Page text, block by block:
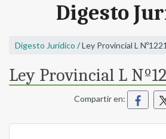
Digesto
Digesto Jurídico / Ley Provincial L
Ley Provincial L
Compartir en: